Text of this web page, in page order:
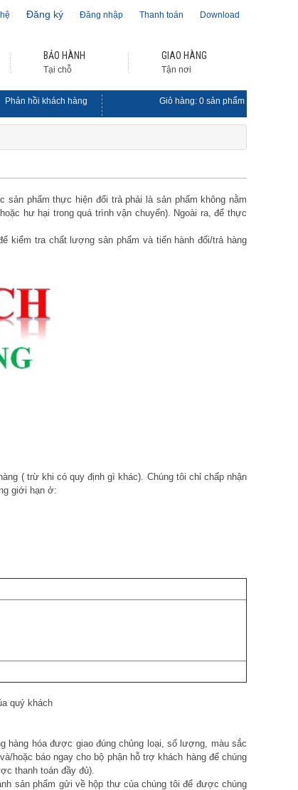
Đăng ký Đăng nhập Thanh toán Download
BẢO HÀNH
Tại chỗ
GIAO HÀNG
Tận nơi
Phản hồi khách hàng Giỏ hàng: 0 sản phẩm
sản phẩm thực hiện đổi trả phải là sản phẩm không nằm
hư hại trong quá trình vận chuyển). Ngoài ra, để thực
kiểm tra chất lượng sản phẩm và tiến hành đổi/trả hàng
( trừ khi có quy định gì khác). Chúng tôi chỉ chấp nhận
giới hạn ở:
quý khách
hàng hóa được giao đúng chủng loại, số lượng, màu sắc
hoặc báo ngay cho bộ phận hỗ trợ khách hàng để chúng
thanh toán đầy đủ).
sản phẩm gửi về hộp thư của chúng tôi để được chúng